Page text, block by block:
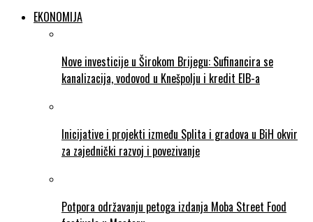
EKONOMIJA
Nove investicije u Širokom Brijegu: Sufinancira se
kanalizacija, vodovod u Knešpolju i kredit EIB-a
Inicijative i projekti između Splita i gradova u BiH okvir
za zajednički razvoj i povezivanje
Potpora održavanju petoga izdanja Moba Street Food